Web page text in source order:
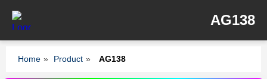
AG138
Home » Product » AG138